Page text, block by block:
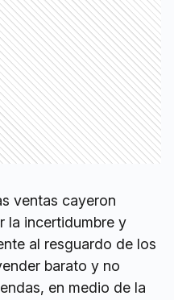
ventas cayeron
la incertidumbre y
al resguardo de los
barato y no
en medio de la